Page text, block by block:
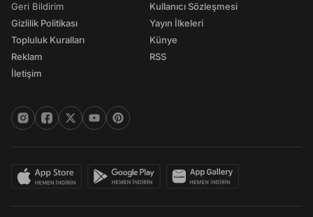
Geri Bildirim
Gizlilik Politikası
Topluluk Kuralları
Reklam
İletişim
Kullanıcı Sözleşmesi
Yayın İlkeleri
Künye
RSS